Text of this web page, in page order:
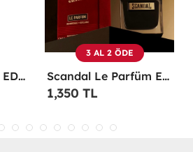
Scandal Le Parfüm EDP 100 ML Erkek Parfüm -
3 AL 2 ÖDE
Christian Dior Sauvage EDP 100 ML Erkek Parfüm - CDDS
1,100 TL